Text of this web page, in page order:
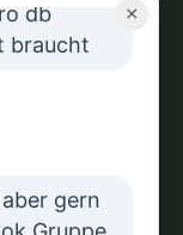
×
db
braucht
gern